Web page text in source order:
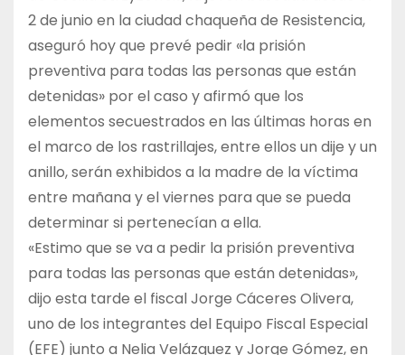
2 de junio en la ciudad chaqueña de Resistencia,
aseguró hoy que prevé pedir «la prisión
preventiva para todas las personas que están
detenidas» por el caso y afirmó que los
elementos secuestrados en las últimas horas en
el marco de los rastrillajes, entre ellos un dije y un
anillo, serán exhibidos a la madre de la víctima
entre mañana y el viernes para que se pueda
determinar si pertenecían a ella.
«Estimo que se va a pedir la prisión preventiva
para todas las personas que están detenidas»,
dijo esta tarde el fiscal Jorge Cáceres Olivera,
uno de los integrantes del Equipo Fiscal Especial
(EFE) junto a Nelia Velázquez y Jorge Gómez, en